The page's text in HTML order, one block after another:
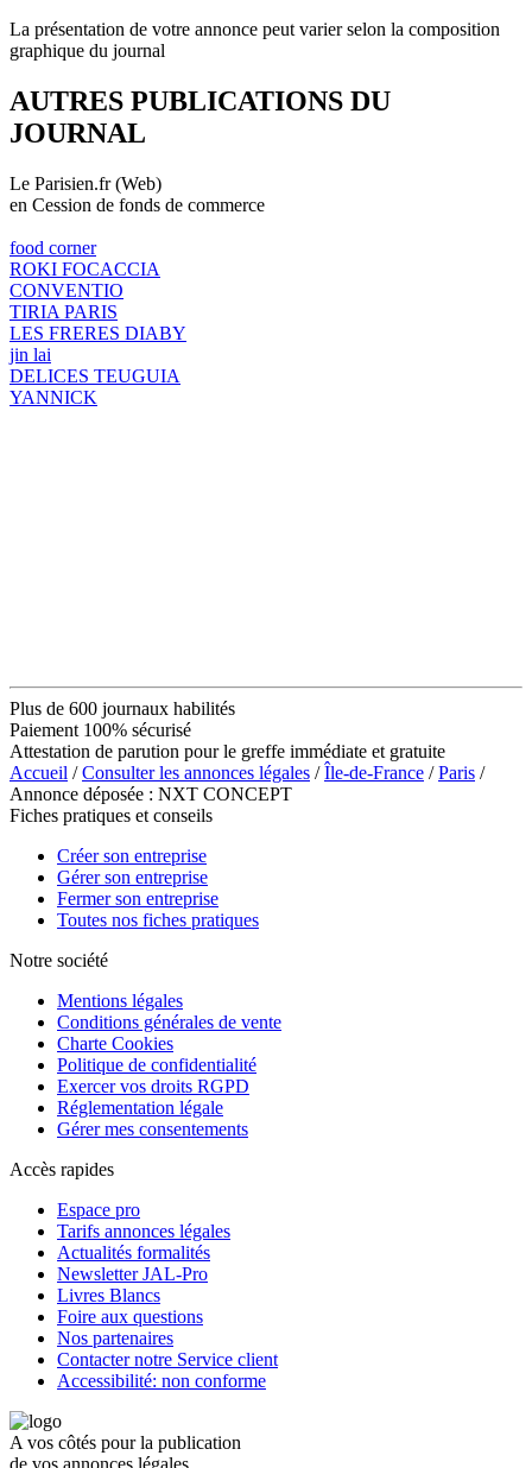
La présentation de votre annonce peut varier selon la composition
graphique du journal
AUTRES PUBLICATIONS DU
JOURNAL
Le Parisien.fr (Web)
en Cession de fonds de commerce
food corner
ROKI FOCACCIA
CONVENTIO
TIRIA PARIS
LES FRERES DIABY
jin lai
DELICES TEUGUIA
YANNICK
Plus de 600 journaux habilités
Paiement 100% sécurisé
Attestation de parution pour le greffe immédiate et gratuite
Accueil /Consulter les annonces légales /Île-de-France /Paris /
Annonce déposée : NXT CONCEPT
Fiches pratiques et conseils
Créer son entreprise
Gérer son entreprise
Fermer son entreprise
Toutes nos fiches pratiques
Notre société
Mentions légales
Conditions générales de vente
Charte Cookies
Politique de confidentialité
Exercer vos droits RGPD
Réglementation légale
Gérer mes consentements
Accès rapides
Espace pro
Tarifs annonces légales
Actualités formalités
Newsletter JAL-Pro
Livres Blancs
Foire aux questions
Nos partenaires
Contacter notre Service client
Accessibilité: non conforme
A vos côtés pour la publication
de vos annonces légales